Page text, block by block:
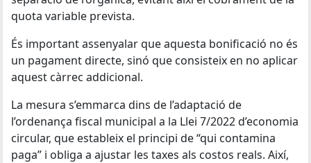
quota variable prevista.
És important assenyalar que aquesta bonificació no és
un pagament directe, sinó que consisteix en no aplicar
aquest càrrec addicional.
La mesura s’emmarca dins de l’adaptació de
l’ordenança fiscal municipal a la Llei 7/2022 d’economia
circular, que estableix el principi de “qui contamina
paga” i obliga a ajustar les taxes als costos reals. Així,